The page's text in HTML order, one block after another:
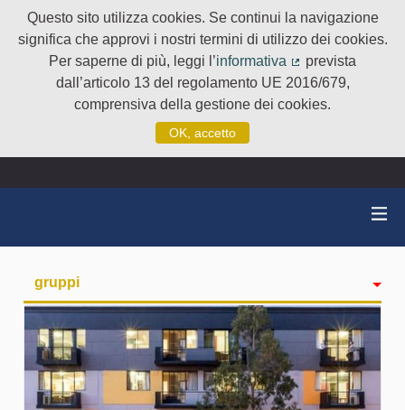
Questo sito utilizza cookies. Se continui la navigazione
significa che approvi i nostri termini di utilizzo dei cookies.
Per saperne di più, leggi l’informativa
(Collegamento
prevista
dall’articolo 13 del regolamento UE 2016/679,
comprensiva della gestione dei cookies.
OK, accetto
badge
Seguiti
gruppi